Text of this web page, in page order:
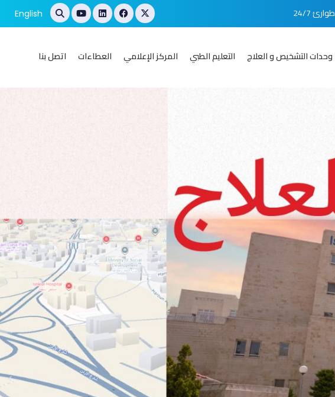
طوارئ 24/7 English
وحدات التشخيص و العلاج التعليم الطبي المركز الإعلامي العطاءات اتصل بنا